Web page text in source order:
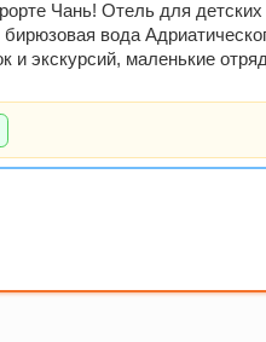
Чань! Отель для
вода
и экскурсий, маленькие